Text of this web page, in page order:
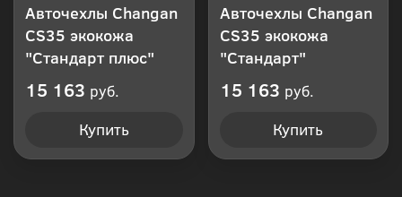
Авточехлы Changan
CS35 экокожа
"Стандарт плюс"
15 163 руб.
Купить
Авточехлы Changan
CS35 экокожа
"Стандарт"
15 163 руб.
Купить